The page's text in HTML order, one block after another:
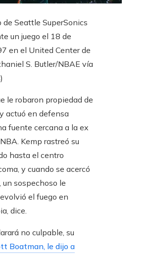
Seattle SuperSonics
un juego el 18 de
en el United Center de
S. Butler/NBAE vía
le robaron propiedad de
actuó en defensa
fuente cercana a la ex
Kemp rastreó su
hasta el centro
y ​​cuando se acercó
un sospechoso le
el fuego en
dice.
no culpable, su
Boatman, le dijo a